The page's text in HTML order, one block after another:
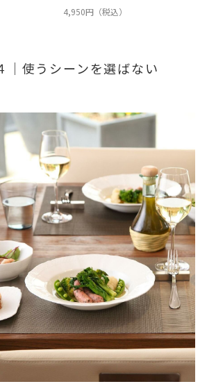
4,950円（税込）
｜使うシーンを選ばない